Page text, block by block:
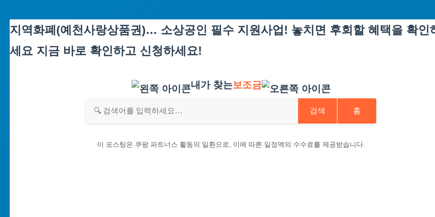
Skip
content
지역화폐(예천사랑상품권)… 소상공인 필수 지원사업! 놓치면 후회할 혜택을 확인
세요 지금 바로 확인하고 신청하세요!
내가 찾는보조금
검색 홈
이 포스팅은 쿠팡 파트너스 활동의 일환으로, 이에 따른 일정액의 수수료를 제공받습니다.